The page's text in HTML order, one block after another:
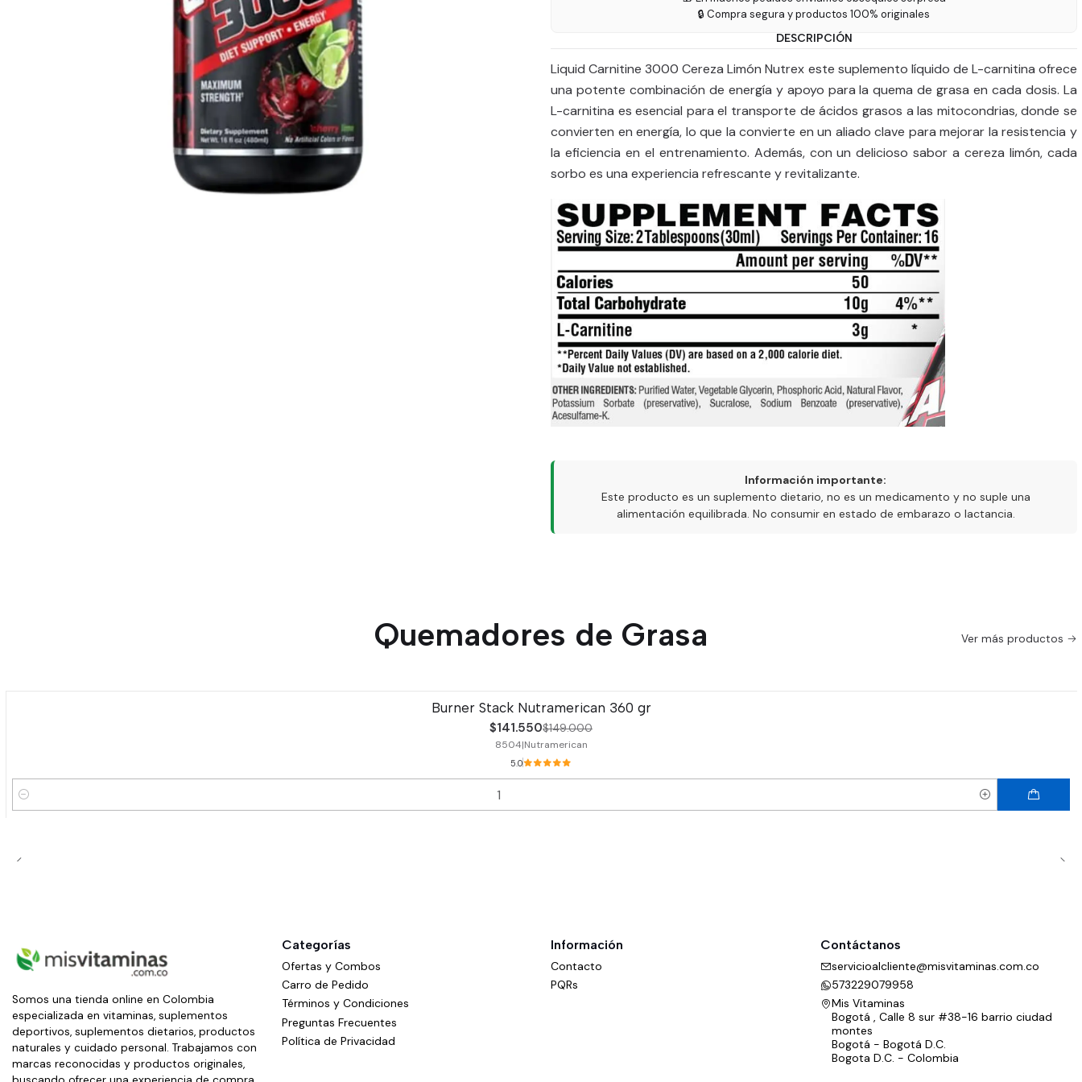
🔒 Compra segura y productos 100% originales
DESCRIPCIÓN
Liquid Carnitine 3000 Cereza Limón Nutrex este suplemento líquido de L-carnitina ofrece
una potente combinación de energía y apoyo para la quema de grasa en cada dosis. La
L-carnitina es esencial para el transporte de ácidos grasos a las mitocondrias, donde se
convierten en energía, lo que la convierte en un aliado clave para mejorar la resistencia y
la eficiencia en el entrenamiento. Además, con un delicioso sabor a cereza limón, cada
sorbo es una experiencia refrescante y revitalizante.
Información importante:
Este producto es un suplemento dietario, no es un medicamento y no suple una
alimentación equilibrada. No consumir en estado de embarazo o lactancia.
Quemadores de Grasa Ver más productos
Burner Stack Nutramerican 360 gr
$141.550$149.000
8504|Nutramerican
5.0
Cantidad
Somos una tienda online en Colombia
especializada en vitaminas, suplementos
deportivos, suplementos dietarios, productos
naturales y cuidado personal. Trabajamos con
marcas reconocidas y productos originales,
Categorías
Ofertas y Combos
Carro de Pedido
Términos y Condiciones
Preguntas Frecuentes
Política de Privacidad
Información
Contacto
PQRs
Contáctanos
servicioalcliente@misvitaminas.com.co
573229079958
Mis Vitaminas
Bogotá , Calle 8 sur #38-16 barrio ciudad
montes
Bogotá - Bogotá D.C.
Bogota D.C. - Colombia